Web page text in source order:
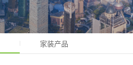
家装产品